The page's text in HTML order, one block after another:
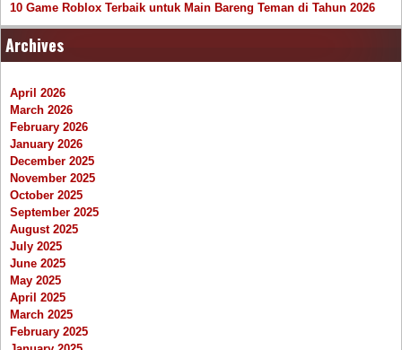
10 Game Roblox Terbaik untuk Main Bareng Teman di Tahun 2026
Archives
April 2026
March 2026
February 2026
January 2026
December 2025
November 2025
October 2025
September 2025
August 2025
July 2025
June 2025
May 2025
April 2025
March 2025
February 2025